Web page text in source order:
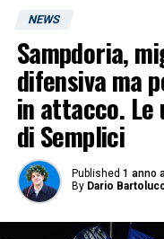
NEWS
Sampdoria,
difensiva ma
in attacco.
di Semplici
Published 1 anno
By Dario